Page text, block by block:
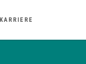
KARRIERE